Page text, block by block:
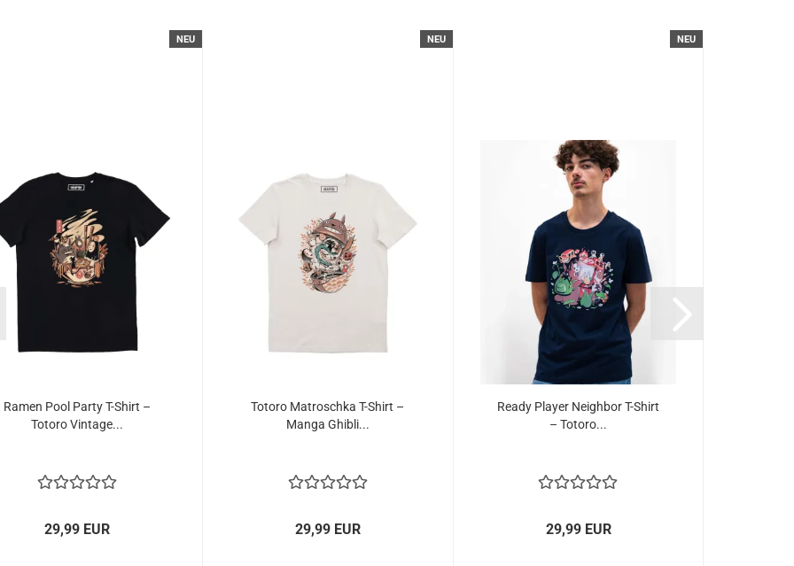
NEU
Ramen Pool Party T-Shirt –
Totoro Vintage...
29,99 EUR
NEU
Totoro Matroschka T-Shirt –
Manga Ghibli...
29,99 EUR
NEU
Ready Player Neighbor T-Shirt
– Totoro...
29,99 EUR